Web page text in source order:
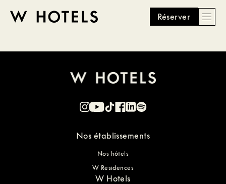
to
HOTELS
Réserver
Nos établissements
Nos hôtels
W Residences
W Hotels